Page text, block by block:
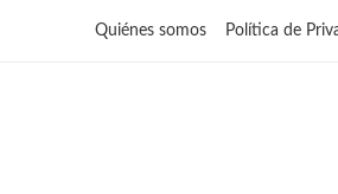
Quiénes somos Política de